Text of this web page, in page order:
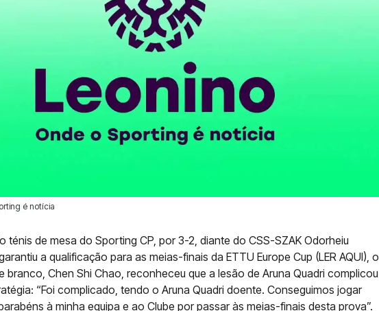
é notícia
| 0
ténis de mesa do Sporting CP, por 3-2, diante do CSS-SZAK Odorheiu
a qualificação para as meias-finais da ETTU Europe Cup (LER AQUI), o
branco, Chen Shi Chao, reconheceu que a lesão de Aruna Quadri complicou
“Foi complicado, tendo o Aruna Quadri doente. Conseguimos jogar
à minha equipa e ao Clube por passar às meias-finais desta prova”.